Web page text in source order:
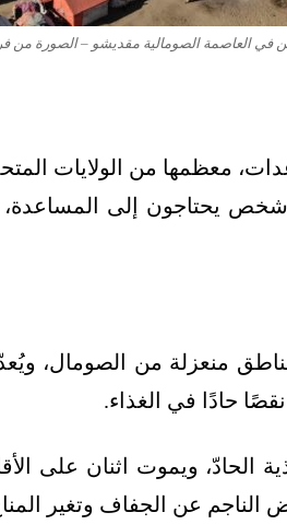
في العاصمة الصومالية مقديشو – الصورة
دولار من المساعدات، معظمها من
دولار لما هو مطلوب لـ 7.6 مليون شخص يحتاجون
الأمم المتحدة إعلان المجاعة -قريبًا- في 3 مناطق
حادًا في الغذاء.
عن الجفاف وتغير